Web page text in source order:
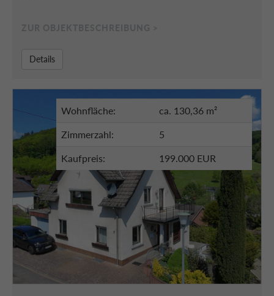
Details
Wohnfläche: ca. 130,36 m²
Zimmerzahl: 5
Kaufpreis: 199.000 EUR